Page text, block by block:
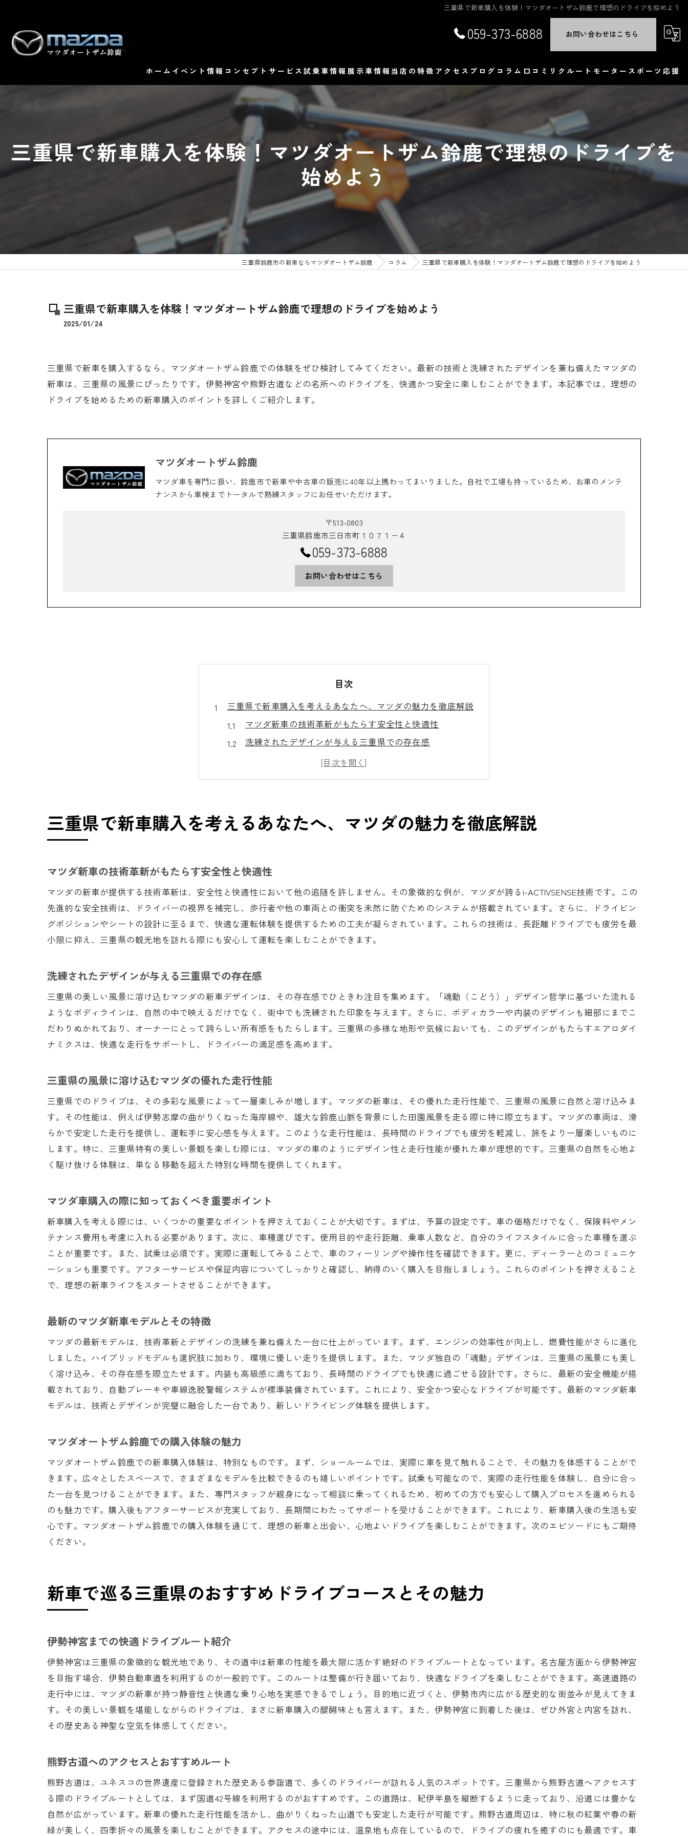
三重県で新車購入を体験！マツダオートザム鈴鹿で理想のドライブを始めよう
059-373-6888 お問い合わせはこちら
ホーム イベント情報 コンセプト サービス 試乗車情報 展示車情報 当店の特徴
販売
修理
整備
保険
アクセス ブログ コラム 口コミ リクルート モータースポーツ応援
三重県で新車購入を体験！マツダオートザム鈴鹿で理想のドライブを
始めよう
三重県鈴鹿市の新車ならマツダオートザム鈴鹿 コラム 三重県で新車購入を体験！マツダオートザム鈴鹿で理想のドライブを始めよう
三重県で新車購入を体験！マツダオートザム鈴鹿で理想のドライブを始めよう
2025/01/24
三重県で新車を購入するなら、マツダオートザム鈴鹿での体験をぜひ検討してみてください。最新の技術と洗練されたデザインを兼ね備えたマツダの
新車は、三重県の風景にぴったりです。伊勢神宮や熊野古道などの名所へのドライブを、快適かつ安全に楽しむことができます。本記事では、理想の
ドライブを始めるための新車購入のポイントを詳しくご紹介します。
マツダオートザム鈴鹿
マツダ車を専門に扱い、鈴鹿市で新車や中古車の販売に40年以上携わってまいりました。自社で工場も持っているため、お車のメンテ
ナンスから車検までトータルで熟練スタッフにお任せいただけます。
〒513-0803
三重県鈴鹿市三日市町１０７１−４
059-373-6888
お問い合わせはこちら
目次
三重県で新車購入を考えるあなたへ、マツダの魅力を徹底解説
マツダ新車の技術革新がもたらす安全性と快適性
洗練されたデザインが与える三重県での存在感
三重県の風景に溶け込むマツダの優れた走行性能
マツダ車購入の際に知っておくべき重要ポイント
マツダオートザム鈴鹿での購入体験の魅力
新車で巡る三重県のおすすめドライブコースとその魅力
熊野古道へのアクセスとおすすめルート
絶景スポットを巡る三重県ドライブガイド
マツダ車で巡る三重県の自然と歴史
ドライブ中に立ち寄りたい三重県のグルメスポット
安全で楽しいドライブを実現する新車の機能
マツダ新車で訪れるべき隠れた名所
三重県の歴史を感じるドライブコース
観光地間の移動を快適にするマツダ車
マツダ新車の優れた燃費性能と長距離ドライブ
家族で楽しむ三重県の観光ドライブ
新車購入を成功させるための三重県での重要ポイント
三重県での新車選びに必要な知識
試乗で確認すべきポイントとその方法
購入前にチェックしたいマツダ車の特典
新車購入の際の注意点とアドバイス
マツダオートザム鈴鹿でのサポート体制
三重県と新車、マツダで始める快適なドライブライフ
マツダ新車と始める三重県での新生活
快適なドライブを支えるマツダの先進技術
マツダ車で感じる運転の喜びとその理由
ユーザーが語るマツダ新車購入の決め手
三重県での納車体験とその感動
購入者が選んだマツダの人気モデル
マツダオートザム鈴鹿でのサービス体験談
新車を手に入れて三重県の名所を巡る楽しさとは
新車で訪れるべき三重県の自然遺産
家族で楽しむ週末のドライブプラン
マツダ車で体験する四季折々の三重県
新車と共に作る思い出のドライブ
マツダ新車が三重県のドライブを変える理由
マツダ新車のエコ性能がもたらす環境への配慮
三重県の多様な地形に対応する走行性能
ドライブをより楽しくするマツダの音響システム
マツダ車が提供する安心のアフターサポート
三重県で新車購入を考えるあなたへ、マツダの魅力を徹底解説
マツダ新車の技術革新がもたらす安全性と快適性
マツダの新車が提供する技術革新は、安全性と快適性において他の追随を許しません。その象徴的な例が、マツダが誇るi-ACTIVSENSE技術です。この
先進的な安全技術は、ドライバーの視界を補完し、歩行者や他の車両との衝突を未然に防ぐためのシステムが搭載されています。さらに、ドライビン
グポジションやシートの設計に至るまで、快適な運転体験を提供するための工夫が凝らされています。これらの技術は、長距離ドライブでも疲労を最
小限に抑え、三重県の観光地を訪れる際にも安心して運転を楽しむことができます。
洗練されたデザインが与える三重県での存在感
三重県の美しい風景に溶け込むマツダの新車デザインは、その存在感でひときわ注目を集めます。「魂動（こどう）」デザイン哲学に基づいた流れる
ようなボディラインは、自然の中で映えるだけでなく、街中でも洗練された印象を与えます。さらに、ボディカラーや内装のデザインも細部にまでこ
だわりぬかれており、オーナーにとって誇らしい所有感をもたらします。三重県の多様な地形や気候においても、このデザインがもたらすエアロダイ
ナミクスは、快適な走行をサポートし、ドライバーの満足感を高めます。
三重県の風景に溶け込むマツダの優れた走行性能
三重県でのドライブは、その多彩な風景によって一層楽しみが増します。マツダの新車は、その優れた走行性能で、三重県の風景に自然と溶け込みま
す。その性能は、例えば伊勢志摩の曲がりくねった海岸線や、雄大な鈴鹿山脈を背景にした田園風景を走る際に特に際立ちます。マツダの車両は、滑
らかで安定した走行を提供し、運転手に安心感を与えます。このような走行性能は、長時間のドライブでも疲労を軽減し、旅をより一層楽しいものに
します。特に、三重県特有の美しい景観を楽しむ際には、マツダの車のようにデザイン性と走行性能が優れた車が理想的です。三重県の自然を心地よ
く駆け抜ける体験は、単なる移動を超えた特別な時間を提供してくれます。
マツダ車購入の際に知っておくべき重要ポイント
新車購入を考える際には、いくつかの重要なポイントを押さえておくことが大切です。まずは、予算の設定です。車の価格だけでなく、保険料やメン
テナンス費用も考慮に入れる必要があります。次に、車種選びです。使用目的や走行距離、乗車人数など、自分のライフスタイルに合った車種を選ぶ
ことが重要です。また、試乗は必須です。実際に運転してみることで、車のフィーリングや操作性を確認できます。更に、ディーラーとのコミュニケ
ーションも重要です。アフターサービスや保証内容についてしっかりと確認し、納得のいく購入を目指しましょう。これらのポイントを押さえること
で、理想の新車ライフをスタートさせることができます。
最新のマツダ新車モデルとその特徴
マツダの最新モデルは、技術革新とデザインの洗練を兼ね備えた一台に仕上がっています。まず、エンジンの効率性が向上し、燃費性能がさらに進化
しました。ハイブリッドモデルも選択肢に加わり、環境に優しい走りを提供します。また、マツダ独自の「魂動」デザインは、三重県の風景にも美し
く溶け込み、その存在感を際立たせます。内装も高級感に満ちており、長時間のドライブでも快適に過ごせる設計です。さらに、最新の安全機能が搭
載されており、自動ブレーキや車線逸脱警報システムが標準装備されています。これにより、安全かつ安心なドライブが可能です。最新のマツダ新車
モデルは、技術とデザインが完璧に融合した一台であり、新しいドライビング体験を提供します。
マツダオートザム鈴鹿での購入体験の魅力
マツダオートザム鈴鹿での新車購入体験は、特別なものです。まず、ショールームでは、実際に車を見て触れることで、その魅力を体感することがで
きます。広々としたスペースで、さまざまなモデルを比較できるのも嬉しいポイントです。試乗も可能なので、実際の走行性能を体験し、自分に合っ
た一台を見つけることができます。また、専門スタッフが親身になって相談に乗ってくれるため、初めての方でも安心して購入プロセスを進められる
のも魅力です。購入後もアフターサービスが充実しており、長期間にわたってサポートを受けることができます。これにより、新車購入後の生活も安
心です。マツダオートザム鈴鹿での購入体験を通じて、理想の新車と出会い、心地よいドライブを楽しむことができます。次のエピソードにもご期待
ください。
新車で巡る三重県のおすすめドライブコースとその魅力
伊勢神宮までの快適ドライブルート紹介
伊勢神宮は三重県の象徴的な観光地であり、その道中は新車の性能を最大限に活かす絶好のドライブルートとなっています。名古屋方面から伊勢神宮
を目指す場合、伊勢自動車道を利用するのが一般的です。このルートは整備が行き届いており、快適なドライブを楽しむことができます。高速道路の
走行中には、マツダの新車が持つ静音性と快適な乗り心地を実感できるでしょう。目的地に近づくと、伊勢市内に広がる歴史的な街並みが見えてきま
す。その美しい景観を堪能しながらのドライブは、まさに新車購入の醍醐味とも言えます。また、伊勢神宮に到着した後は、ぜひ外宮と内宮を訪れ、
その歴史ある神聖な空気を体感してください。
熊野古道へのアクセスとおすすめルート
熊野古道は、ユネスコの世界遺産に登録された歴史ある参詣道で、多くのドライバーが訪れる人気のスポットです。三重県から熊野古道へアクセスす
る際のドライブルートとしては、まず国道42号線を利用するのがおすすめです。この道路は、紀伊半島を縦断するように走っており、沿道には豊かな
自然が広がっています。新車の優れた走行性能を活かし、曲がりくねった山道でも安定した走行が可能です。熊野古道周辺は、特に秋の紅葉や春の新
緑が美しく、四季折々の風景を楽しむことができます。アクセスの途中には、温泉地も点在しているので、ドライブの疲れを癒すのにも最適です。車